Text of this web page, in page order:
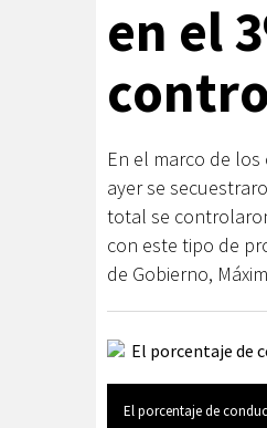
en el
En el marco de
ayer se
total se
con este tipo de
de Gobierno,
El porcentaje de